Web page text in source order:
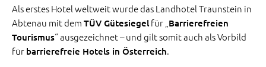
Als erstes Hotel weltweit wurde das Landhotel Traunstein in
Abtenau mit dem TÜV Gütesiegel für „ Barrierefreien
Tourismus“ ausgezeichnet – und gilt somit auch als Vorbild
für barrierefreie Hotels in Österreich.